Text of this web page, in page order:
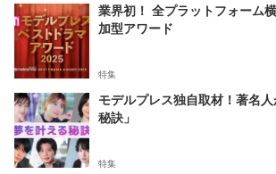
業界初！ 全プラットフォーム
加型アワード
特集
モデルプレス独自取材！著名
秘訣」
特集